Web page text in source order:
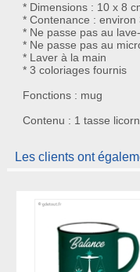
* Dimensions : 10 x 8
* Contenance : environ
* Ne passe pas au
* Ne passe pas au
* Laver à la main
* 3 coloriages fournis
Fonctions : mug
Contenu : 1 tasse
Les clients ont